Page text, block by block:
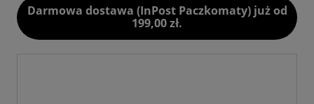
Darmowa dostawa (InPost Paczkomaty) już od
199,00 zł.